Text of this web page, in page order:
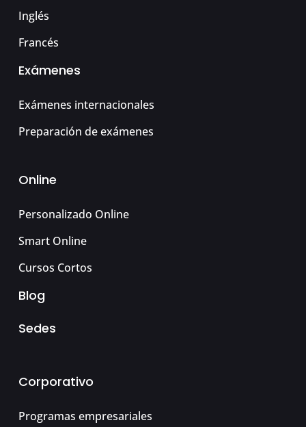
Inglés
Francés
Exámenes
Exámenes internacionales
Preparación de exámenes
Online
Personalizado Online
Smart Online
Cursos Cortos
Blog
Sedes
Corporativo
Programas empresariales